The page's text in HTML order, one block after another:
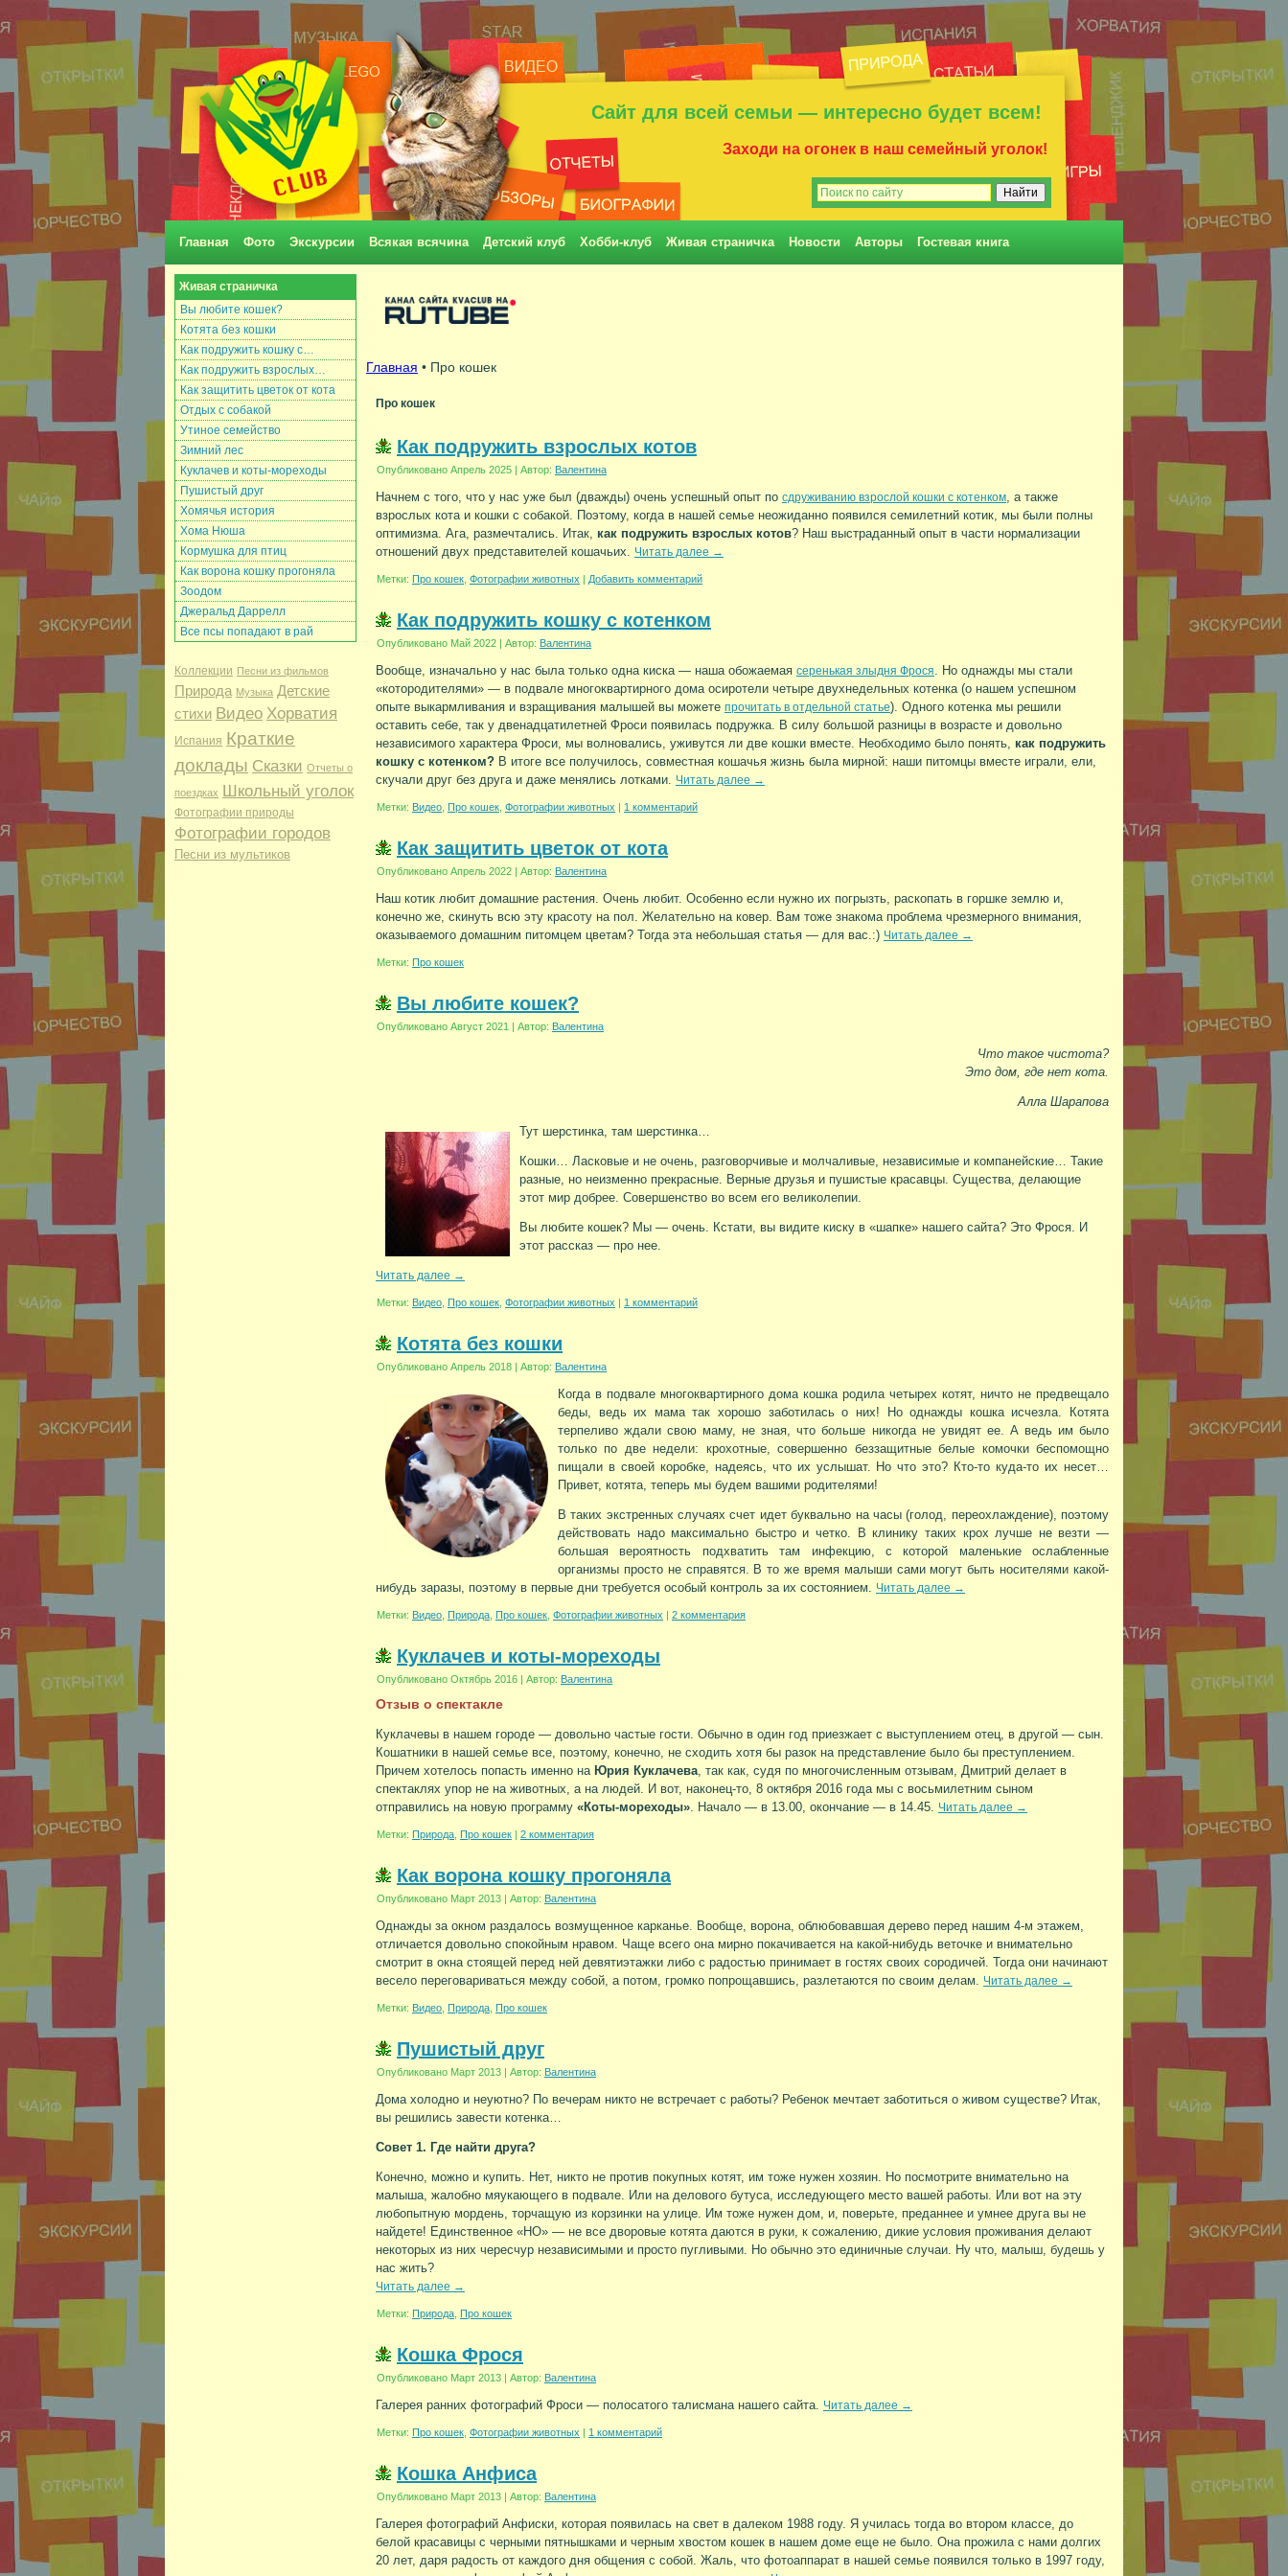
Сайт для всей семьи — интересно будет всем!
Заходи на огонек в наш семейный уголок!
Главная Фото Экскурсии Всякая всячина Детский клуб Хобби-клуб Живая страничка Новости Авторы Гостевая книга
Живая страничка
Вы любите кошек?
Котята без кошки
Как подружить кошку с…
Как подружить взрослых…
Как защитить цветок от кота
Отдых с собакой
Утиное семейство
Зимний лес
Куклачев и коты-мореходы
Пушистый друг
Хомячья история
Хома Нюша
Кормушка для птиц
Как ворона кошку прогоняла
Зоодом
Джеральд Даррелл
Все псы попадают в рай
Коллекции Песни из фильмов
Природа Музыка Детские
стихи Видео Хорватия
Испания Краткие
доклады Сказки Отчеты о
поездках Школьный уголок
Фотографии природы
Фотографии городов
Песни из мультиков
Главная • Про кошек
Про кошек
Как подружить взрослых котов
Опубликовано Апрель 2025 | Автор: Валентина
Начнем с того, что у нас уже был (дважды) очень успешный опыт по сдруживанию взрослой кошки с котенком, а также
взрослых кота и кошки с собакой. Поэтому, когда в нашей семье неожиданно появился семилетний котик, мы были полны
оптимизма. Ага, размечтались. Итак, как подружить взрослых котов? Наш выстраданный опыт в части нормализации
отношений двух представителей кошачьих. Читать далее →
Метки: Про кошек Фотографии животных | Добавить комментарий
Как подружить кошку с котенком
Опубликовано Май 2022 | Автор: Валентина
Вообще, изначально у нас была только одна киска — наша обожаемая серенькая злыдня Фрося. Но однажды мы стали
«котородителями» — в подвале многоквартирного дома осиротели четыре двухнедельных котенка (о нашем успешном
опыте выкармливания и взращивания малышей вы можете прочитать в отдельной статье). Одного котенка мы решили
оставить себе, так у двенадцатилетней Фроси появилась подружка. В силу большой разницы в возрасте и довольно
независимого характера Фроси, мы волновались, уживутся ли две кошки вместе. Необходимо было понять, как подружить
кошку с котенком? В итоге все получилось, совместная кошачья жизнь была мирной: наши питомцы вместе играли, ели,
скучали друг без друга и даже менялись лотками. Читать далее →
Метки: Видео Про кошек Фотографии животных | 1 комментарий
Как защитить цветок от кота
Опубликовано Апрель 2022 | Автор: Валентина
Наш котик любит домашние растения. Очень любит. Особенно если нужно их погрызть, раскопать в горшке землю и,
конечно же, скинуть всю эту красоту на пол. Желательно на ковер. Вам тоже знакома проблема чрезмерного внимания,
оказываемого домашним питомцем цветам? Тогда эта небольшая статья — для вас.:) Читать далее →
Метки: Про кошек
Вы любите кошек?
Опубликовано Август 2021 | Автор: Валентина
Что такое чистота?
Это дом, где нет кота.
Алла Шарапова
Тут шерстинка, там шерстинка…
Кошки… Ласковые и не очень, разговорчивые и молчаливые, независимые и компанейские… Такие
разные, но неизменно прекрасные. Верные друзья и пушистые красавцы. Существа, делающие
этот мир добрее. Совершенство во всем его великолепии.
Вы любите кошек? Мы — очень. Кстати, вы видите киску в «шапке» нашего сайта? Это Фрося. И
этот рассказ — про нее.
Читать далее →
Метки: Видео Про кошек Фотографии животных | 1 комментарий
Котята без кошки
Опубликовано Апрель 2018 | Автор: Валентина
Когда в подвале многоквартирного дома кошка родила четырех котят, ничто не предвещало
беды, ведь их мама так хорошо заботилась о них! Но однажды кошка исчезла. Котята
терпеливо ждали свою маму, не зная, что больше никогда не увидят ее. А ведь им было
только по две недели: крохотные, совершенно беззащитные белые комочки беспомощно
пищали в своей коробке, надеясь, что их услышат. Но что это? Кто-то куда-то их несет…
Привет, котята, теперь мы будем вашими родителями!
В таких экстренных случаях счет идет буквально на часы (голод, переохлаждение), поэтому
действовать надо максимально быстро и четко. В клинику таких крох лучше не везти —
большая вероятность подхватить там инфекцию, с которой маленькие ослабленные
организмы просто не справятся. В то же время малыши сами могут быть носителями какой-
нибудь заразы, поэтому в первые дни требуется особый контроль за их состоянием. Читать далее →
Метки: Видео Природа Про кошек Фотографии животных | 2 комментария
Куклачев и коты-мореходы
Опубликовано Октябрь 2016 | Автор: Валентина
Отзыв о спектакле
Куклачевы в нашем городе — довольно частые гости. Обычно в один год приезжает с выступлением отец, в другой — сын.
Кошатники в нашей семье все, поэтому, конечно, не сходить хотя бы разок на представление было бы преступлением.
Причем хотелось попасть именно на Юрия Куклачева, так как, судя по многочисленным отзывам, Дмитрий делает в
спектаклях упор не на животных, а на людей. И вот, наконец-то, 8 октября 2016 года мы c восьмилетним сыном
отправились на новую программу «Коты-мореходы». Начало — в 13.00, окончание — в 14.45. Читать далее →
Метки: Природа Про кошек | 2 комментария
Как ворона кошку прогоняла
Опубликовано Март 2013 | Автор: Валентина
Однажды за окном раздалось возмущенное карканье. Вообще, ворона, облюбовавшая дерево перед нашим 4-м этажем,
отличается довольно спокойным нравом. Чаще всего она мирно покачивается на какой-нибудь веточке и внимательно
смотрит в окна стоящей перед ней девятиэтажки либо с радостью принимает в гостях своих сородичей. Тогда они начинают
весело переговариваться между собой, а потом, громко попрощавшись, разлетаются по своим делам. Читать далее →
Метки: Видео Природа Про кошек
Пушистый друг
Опубликовано Март 2013 | Автор: Валентина
Дома холодно и неуютно? По вечерам никто не встречает с работы? Ребенок мечтает заботиться о живом существе? Итак,
вы решились завести котенка…
Совет 1. Где найти друга?
Конечно, можно и купить. Нет, никто не против покупных котят, им тоже нужен хозяин. Но посмотрите внимательно на
малыша, жалобно мяукающего в подвале. Или на делового бутуса, исследующего место вашей работы. Или вот на эту
любопытную мордень, торчащую из корзинки на улице. Им тоже нужен дом, и, поверьте, преданнее и умнее друга вы не
найдете! Единственное «НО» — не все дворовые котята даются в руки, к сожалению, дикие условия проживания делают
некоторых из них чересчур независимыми и просто пугливыми. Но обычно это единичные случаи. Ну что, малыш, будешь у
нас жить?
Читать далее →
Метки: Природа Про кошек
Кошка Фрося
Опубликовано Март 2013 | Автор: Валентина
Галерея ранних фотографий Фроси — полосатого талисмана нашего сайта. Читать далее →
Метки: Про кошек Фотографии животных | 1 комментарий
Кошка Анфиса
Опубликовано Март 2013 | Автор: Валентина
Галерея фотографий Анфиски, которая появилась на свет в далеком 1988 году. Я училась тогда во втором классе, до
белой красавицы с черными пятнышками и черным хвостом кошек в нашем доме еще не было. Она прожила с нами долгих
20 лет, даря радость от каждого дня общения с собой. Жаль, что фотоаппарат в нашей семье появился только в 1997 году,